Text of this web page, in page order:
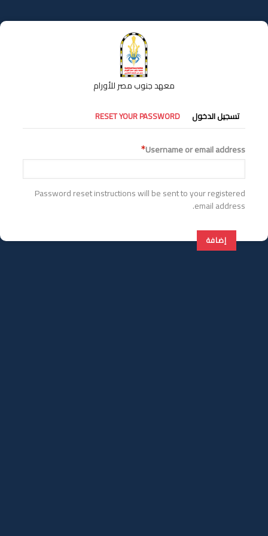
إلى
المحتوى
معهد جنوب مصر للأورام
التبويبات
الأساسية
تسجيل الدخول RESET YOUR PASSWORD
Username or email address
Password reset instructions will be sent to your registered
email address.